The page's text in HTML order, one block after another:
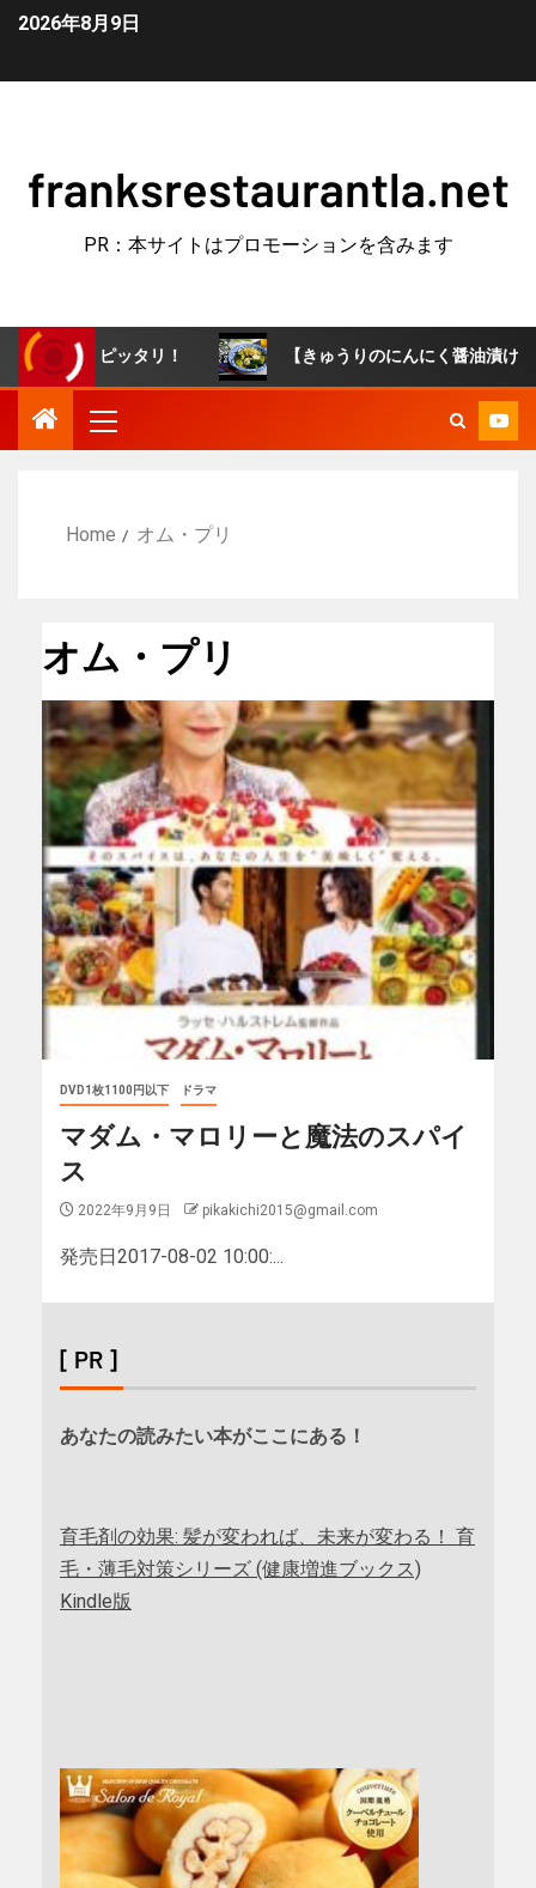
2026年8月9日
franksrestaurantla.net
PR：本サイトはプロモーションを含みます
にピッタリ！ 【きゅうりのにんにく醤油漬け】やみつ
Home オム・プリ
オム・プリ
DVD1枚1100円以下 ドラマ
マダム・マロリーと魔法のスパイ
ス
2022年9月9日 pikakichi2015@gmail.com
発売日2017-08-02 10:00:...
[ PR ]
あなたの読みたい本がここにある！
育毛剤の効果: 髪が変われば、未来が変わる！ 育
毛・薄毛対策シリーズ (健康増進ブックス)
Kindle版